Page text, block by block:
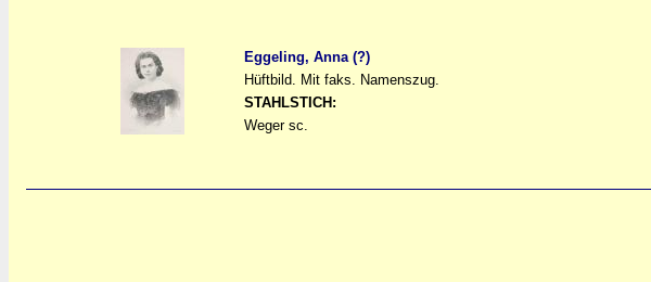
Eggeling, Anna (?)
Hüftbild. Mit faks. Namenszug.
STAHLSTICH:
Weger sc.